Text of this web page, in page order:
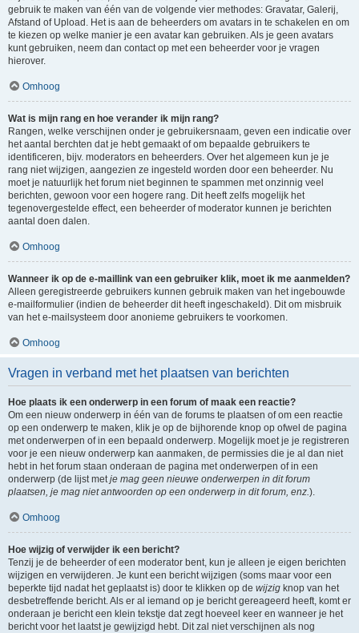
gebruik te maken van één van de volgende vier methodes: Gravatar, Galerij,
Afstand of Upload. Het is aan de beheerders om avatars in te schakelen en om
te kiezen op welke manier je een avatar kan gebruiken. Als je geen avatars
kunt gebruiken, neem dan contact op met een beheerder voor je vragen
hierover.
Omhoog
Wat is mijn rang en hoe verander ik mijn rang?
Rangen, welke verschijnen onder je gebruikersnaam, geven een indicatie over
het aantal berchten dat je hebt gemaakt of om bepaalde gebruikers te
identificeren, bijv. moderators en beheerders. Over het algemeen kun je je
rang niet wijzigen, aangezien ze ingesteld worden door een beheerder. Nu
moet je natuurlijk het forum niet beginnen te spammen met onzinnig veel
berichten, gewoon voor een hogere rang. Dit heeft zelfs mogelijk het
tegenovergestelde effect, een beheerder of moderator kunnen je berichten
aantal doen dalen.
Omhoog
Wanneer ik op de e-maillink van een gebruiker klik, moet ik me aanmelden?
Alleen geregistreerde gebruikers kunnen gebruik maken van het ingebouwde
e-mailformulier (indien de beheerder dit heeft ingeschakeld). Dit om misbruik
van het e-mailsysteem door anonieme gebruikers te voorkomen.
Omhoog
Vragen in verband met het plaatsen van berichten
Hoe plaats ik een onderwerp in een forum of maak een reactie?
Om een nieuw onderwerp in één van de forums te plaatsen of om een reactie
op een onderwerp te maken, klik je op de bijhorende knop op ofwel de pagina
met onderwerpen of in een bepaald onderwerp. Mogelijk moet je je registreren
voor je een nieuw onderwerp kan aanmaken, de permissies die je al dan niet
hebt in het forum staan onderaan de pagina met onderwerpen of in een
onderwerp (de lijst metje mag geen nieuwe onderwerpen in dit forum
plaatsen, je mag niet antwoorden op een onderwerp in dit forum, enz.).
Omhoog
Hoe wijzig of verwijder ik een bericht?
Tenzij je de beheerder of een moderator bent, kun je alleen je eigen berichten
wijzigen en verwijderen. Je kunt een bericht wijzigen (soms maar voor een
beperkte tijd nadat het geplaatst is) door te klikken op de wijzig knop van het
desbetreffende bericht. Als er al iemand op je bericht gereageerd heeft, komt er
onderaan je bericht een klein tekstje dat zegt hoeveel keer en wanneer je het
bericht voor het laatst je gewijzigd hebt. Dit zal niet verschijnen als nog